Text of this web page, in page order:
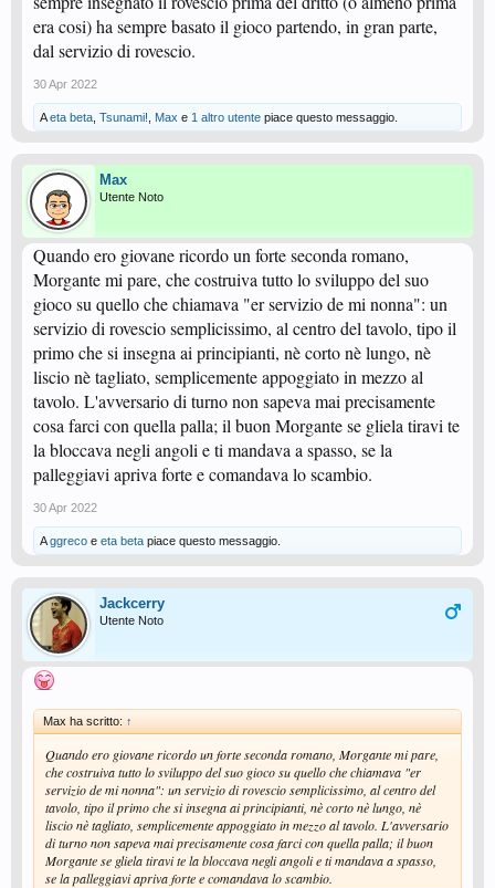
era cosi) ha sempre basato il gioco partendo, in gran parte,
dal servizio di rovescio.
30 Apr 2022
Aeta beta Tsunami! Max e 1 altro utente piace questo messaggio.
Max
Utente Noto
Quando ero giovane ricordo un forte seconda romano,
Morgante mi pare, che costruiva tutto lo sviluppo del suo
gioco su quello che chiamava "er servizio de mi nonna": un
servizio di rovescio semplicissimo, al centro del tavolo, tipo il
primo che si insegna ai principianti, nè corto nè lungo, nè
liscio nè tagliato, semplicemente appoggiato in mezzo al
tavolo. L'avversario di turno non sapeva mai precisamente
cosa farci con quella palla; il buon Morgante se gliela tiravi te
la bloccava negli angoli e ti mandava a spasso, se la
palleggiavi apriva forte e comandava lo scambio.
30 Apr 2022
Aggreco e eta beta piace questo messaggio.
Jackcerry
Utente Noto
Max ha scritto: ↑
Quando ero giovane ricordo un forte seconda romano, Morgante mi pare,
che costruiva tutto lo sviluppo del suo gioco su quello che chiamava "er
servizio de mi nonna": un servizio di rovescio semplicissimo, al centro del
tavolo, tipo il primo che si insegna ai principianti, nè corto nè lungo, nè
liscio nè tagliato, semplicemente appoggiato in mezzo al tavolo. L'avversario
di turno non sapeva mai precisamente cosa farci con quella palla; il buon
Morgante se gliela tiravi te la bloccava negli angoli e ti mandava a spasso,
se la palleggiavi apriva forte e comandava lo scambio.